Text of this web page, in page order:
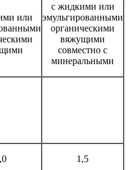
или
с жидкими или
эмульгированными
органическими
вяжущими
совместно с
минеральными
1,5